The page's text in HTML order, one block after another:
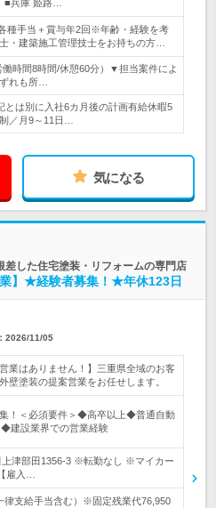
■兵庫 姫路…
種手当＋賞与年2回※年齢・経験を考
・建築施工管理技士をお持ちの方…
働時間8時間/休憩60分）▼担当案件によ
れも所…
は別に入社6カ月後の計画有給休暇5
／月9～11日…
気になる
した住宅塗装・リフォームの専門店
】★経験者募集！★年休123日
2026/11/05
業はありません！】三重県全域のお客
壁塗装の提案営業をお任せします。
！＜必須要件＞◆高卒以上◆普通自動
建設業界での営業経験
上津部田1356-3 ※転勤なし ※マイカー
雇入…
律支給手当含む）※固定残業代76,950